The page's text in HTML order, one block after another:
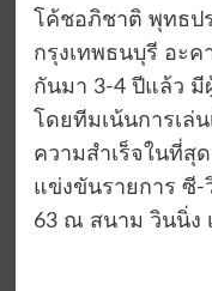
โค้ชอภิชาติ พุทธป
กรุงเทพธนบุรี อะค
กันมา 3-4 ปีแล้ว มี
โดยทีมเน้นการเล่
ความสำเร็จในที่สุ
แข่งขันรายการ ซี-
63 ณ สนาม วินนิ่ง